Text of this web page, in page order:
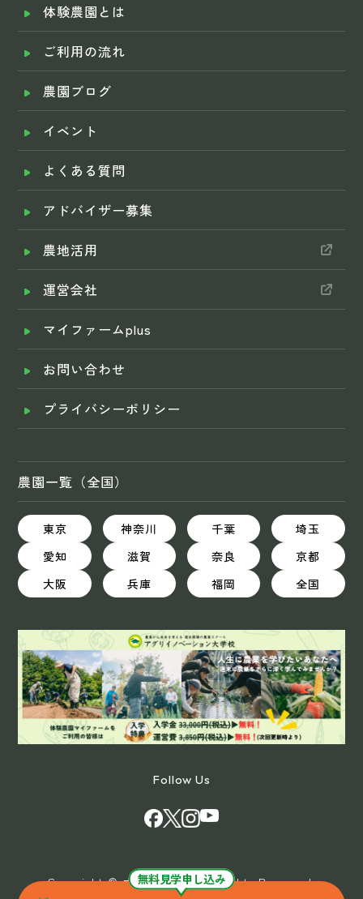
無料見学申し込み
体験農園とは
ご利用の流れ
農園ブログ
イベント
よくある質問
アドバイザー募集
農地活用
運営会社
マイファームplus
お問い合わせ
プライバシーポリシー
農園一覧（全国）
東京 神奈川 千葉
埼玉
愛知
滋賀 奈良
京都
大阪
兵庫 福岡 全国
Follow Us
Copyright © マイファーム All Rights Reserved.